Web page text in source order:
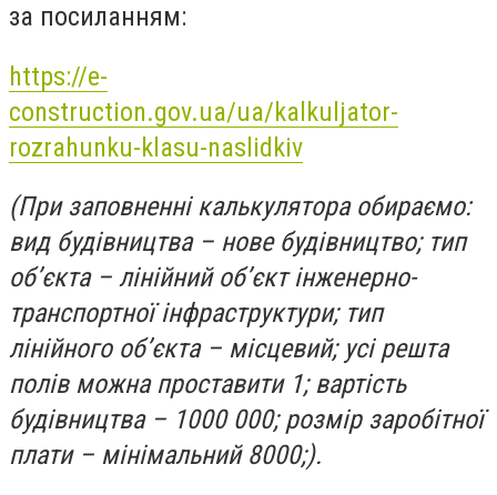
за посиланням:
https://e-
construction.gov.ua/ua/kalkuljator-
rozrahunku-klasu-naslidkiv
(При заповненні калькулятора обираємо:
вид будівництва – нове будівництво; тип
об’єкта – лінійний об’єкт інженерно-
транспортної інфраструктури; тип
лінійного об’єкта – місцевий; усі решта
полів можна проставити 1; вартість
будівництва – 1000 000; розмір заробітної
плати – мінімальний 8000;).